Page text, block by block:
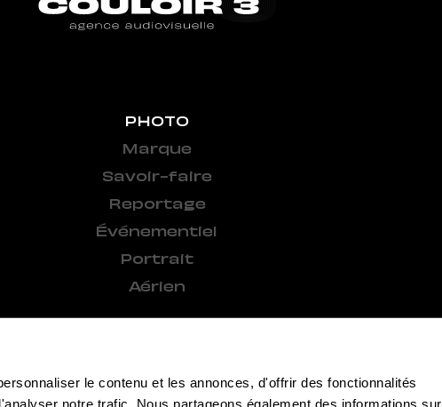
le contenu et les annonces, d'offrir des fonctionnalités
notre trafic. Nous partageons également des informations sur
PHOTO
Marque
Savoir-faire
Reportage
Événementiel
Portrait
Aérien